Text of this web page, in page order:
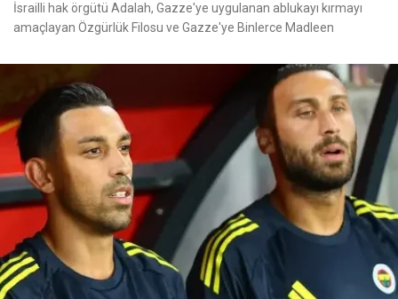
İsrailli hak örgütü Adalah, Gazze'ye uygulanan ablukayı kırmayı
amaçlayan Özgürlük Filosu ve Gazze'ye Binlerce Madleen